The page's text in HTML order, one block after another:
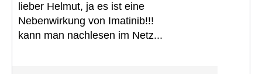
lieber Helmut, ja es ist eine
Nebenwirkung von Imatinib!!!
kann man nachlesen im Netz...